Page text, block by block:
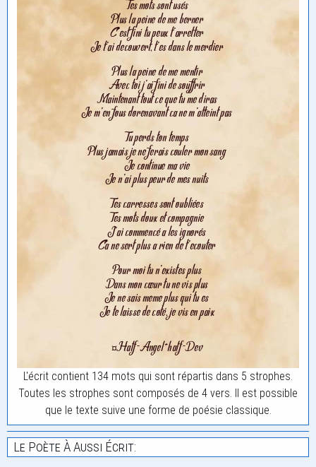
L'écrit contient 134 mots qui sont répartis dans 5 strophes.
Toutes les strophes sont composés de 4 vers. Il est possible
que le texte suive une forme de poésie classique.
Le Poète À Aussi Écrit: